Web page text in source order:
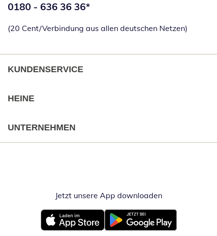
Telefonnummer:
0180 - 636 36 36*
(20 Cent/Verbindung aus allen deutschen Netzen)
KUNDENSERVICE
HEINE
UNTERNEHMEN
Jetzt unsere App downloadenÖffnet in
Öffnet in neuem FensterÖffnet in neuem Fenster